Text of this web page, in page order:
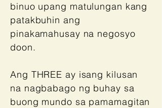
binuo upang matulungan kang
patakbuhin ang
pinakamahusay na negosyo
doon.
Ang THREE ay isang kilusan
na nagbabago ng buhay sa
buong mundo sa pamamagitan